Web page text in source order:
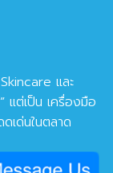
และ
แต่เป็น เครื่องมือ
เด่นในตลาด